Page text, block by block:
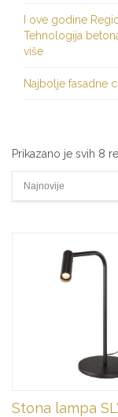
I ove godine
Tehnologija
više
Najbolje fasadne
Prikazano je svih 8
Stona lampa